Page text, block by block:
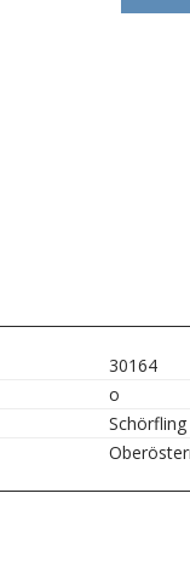
30164
o
Schörfling